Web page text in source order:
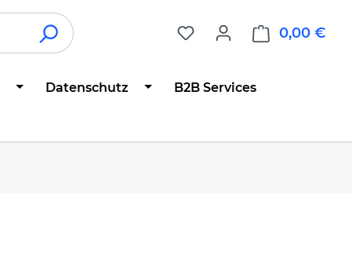
0,00 €
Datenschutz B2B Services